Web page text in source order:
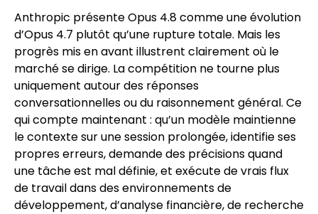
Anthropic présente Opus 4.8 comme une évolution
d’Opus 4.7 plutôt qu’une rupture totale. Mais les
progrès mis en avant illustrent clairement où le
marché se dirige. La compétition ne tourne plus
uniquement autour des réponses
conversationnelles ou du raisonnement général. Ce
qui compte maintenant : qu’un modèle maintienne
le contexte sur une session prolongée, identifie ses
propres erreurs, demande des précisions quand
une tâche est mal définie, et exécute de vrais flux
de travail dans des environnements de
développement, d’analyse financière, de recherche